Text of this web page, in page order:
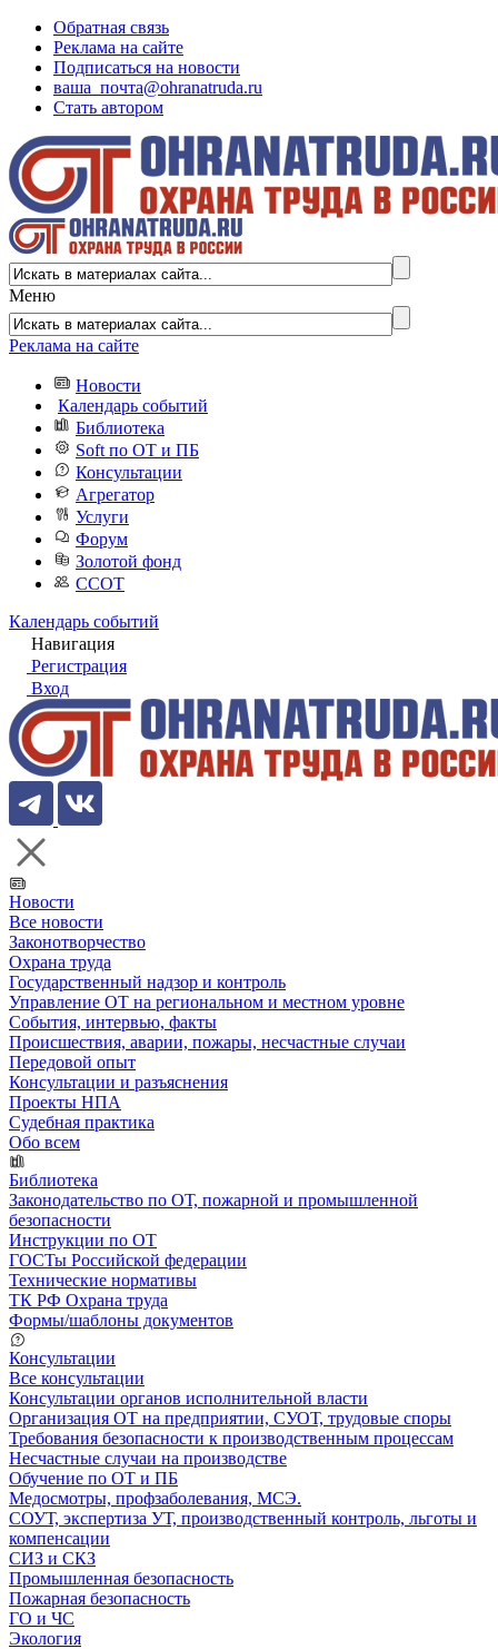
Обратная связь
Реклама на сайте
Подписаться на новости
ваша_почта@ohranatruda.ru
Стать автором
Меню
Реклама на сайте
Новости
Календарь событий
Библиотека
Soft по ОТ и ПБ
Консультации
Агрегатор
Услуги
Форум
Золотой фонд
ССОТ
Календарь событий
Навигация
Регистрация
Вход
Новости
Все новости
Законотворчество
Охрана труда
Государственный надзор и контроль
Управление ОТ на региональном и местном уровне
События, интервью, факты
Происшествия, аварии, пожары, несчастные случаи
Передовой опыт
Консультации и разъяснения
Проекты НПА
Судебная практика
Обо всем
Библиотека
Законодательство по ОТ, пожарной и промышленной
безопасности
Инструкции по ОТ
ГОСТы Российской федерации
Технические нормативы
ТК РФ Охрана труда
Формы/шаблоны документов
Консультации
Все консультации
Консультации органов исполнительной власти
Организация ОТ на предприятии, СУОТ, трудовые споры
Требования безопасности к производственным процессам
Несчастные случаи на производстве
Обучение по ОТ и ПБ
Медосмотры, профзаболевания, МСЭ.
СОУТ, экспертиза УТ, производственный контроль, льготы и
компенсации
СИЗ и СКЗ
Промышленная безопасность
Пожарная безопасность
ГО и ЧС
Экология